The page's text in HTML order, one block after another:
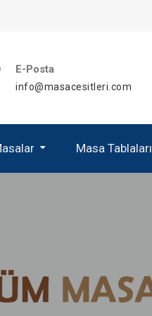
E-Posta
info@masacesitleri.com
Masa Tablaları